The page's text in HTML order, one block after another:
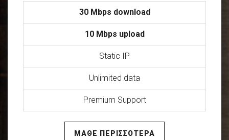
30 Mbps download
10 Mbps upload
Static IP
Unlimited data
Premium Support
ΜΑΘΕ ΠΕΡΙΣΣΟΤΕΡΑ